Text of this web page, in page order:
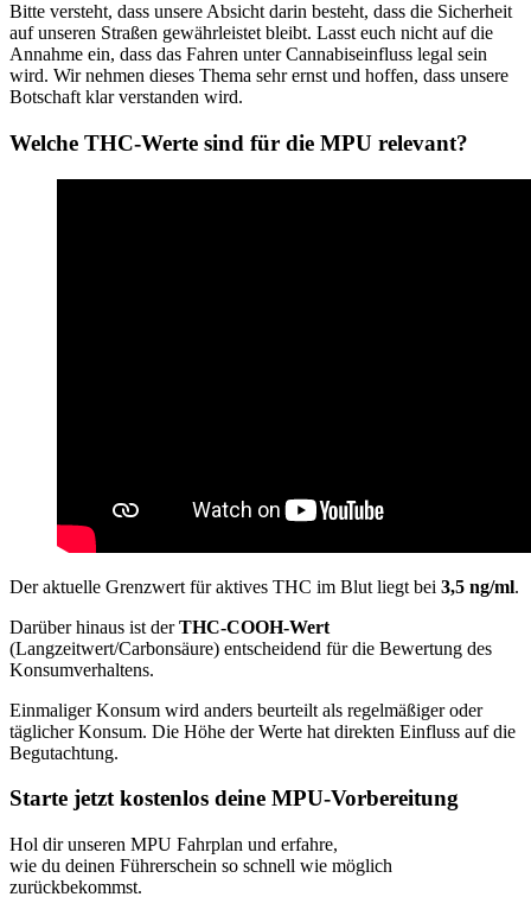
Bitte versteht, dass unsere Absicht darin besteht, dass die Sicherheit
auf unseren Straßen gewährleistet bleibt. Lasst euch nicht auf die
Annahme ein, dass das Fahren unter Cannabiseinfluss legal sein
wird. Wir nehmen dieses Thema sehr ernst und hoffen, dass unsere
Botschaft klar verstanden wird.
Welche THC-Werte sind für die MPU relevant?
Der aktuelle Grenzwert für aktives THC im Blut liegt bei 3,5 ng/ml.
Darüber hinaus ist derTHC-COOH-Wert
(Langzeitwert/Carbonsäure) entscheidend für die Bewertung des
Konsumverhaltens.
Einmaliger Konsum wird anders beurteilt als regelmäßiger oder
täglicher Konsum. Die Höhe der Werte hat direkten Einfluss auf die
Begutachtung.
Starte jetzt kostenlos deine MPU-Vorbereitung
Hol dir unseren MPU Fahrplan und erfahre,
wie du deinen Führerschein so schnell wie möglich
zurückbekommst.